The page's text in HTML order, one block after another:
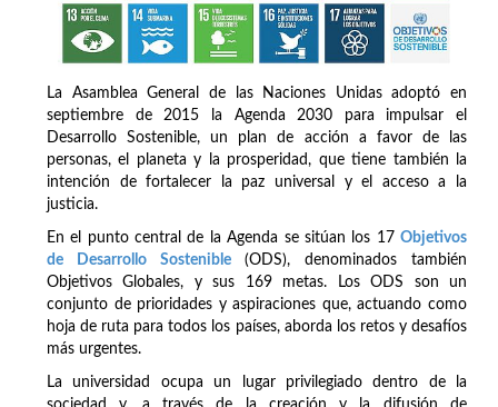
La Asamblea General de las Naciones Unidas adoptó en
septiembre de 2015 la Agenda 2030 para impulsar el
Desarrollo Sostenible, un plan de acción a favor de las
personas, el planeta y la prosperidad, que tiene también la
intención de fortalecer la paz universal y el acceso a la
justicia.
En el punto central de la Agenda se sitúan los 17 Objetivos
de Desarrollo Sostenible(ODS), denominados también
Objetivos Globales, y sus 169 metas. Los ODS son un
conjunto de prioridades y aspiraciones que, actuando como
hoja de ruta para todos los países, aborda los retos y desafíos
más urgentes.
La universidad ocupa un lugar privilegiado dentro de la